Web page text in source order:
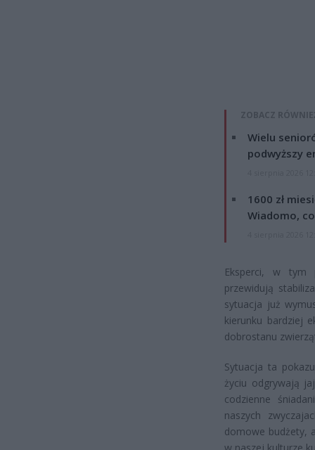
ZOBACZ
Wielu
podwyższy
1600 zł
Wiadomo,
Eksperci, w tym
przewidują
sytuacja już
kierunku bardziej
dobrostanu
Sytuacja ta
życiu odgrywają
codzienne
naszych
domowe budżety,
w naszej kulturze